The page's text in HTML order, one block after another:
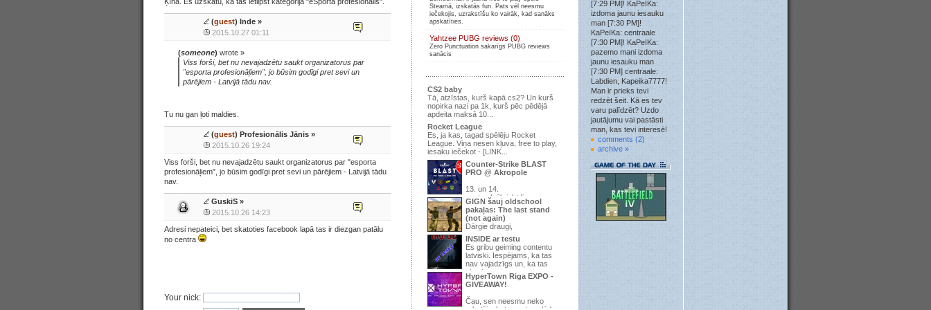
(guest) Inde »
2015.10.27 01:11
(someone) wrote »
Viss forši, bet nu nevajadzētu saukt organizatorus par
"esporta profesionāļiem", jo būsim godīgi pret sevi un
pārējiem - Latvijā tādu nav.
Tu nu gan ļoti maldies.
(guest) Profesionālis Jānis »
2015.10.26 19:24
Viss forši, bet nu nevajadzētu saukt organizatorus par "esporta
profesionāļiem", jo būsim godīgi pret sevi un pārējiem - Latvijā tādu
nav.
GuskiS »
2015.10.26 14:23
Adresi nepateici, bet skatoties facebook lapā tas ir diezgan patālu
no centra
Your nick:
Wick3D »
tf2.kso.lv:27015
23. May
tf2.kso.lv:27015
23. May
Wick3D
Nākat spēlēt uz šo KSO PUB serveri tf2.kso.lv:27015
12. May
ok
10. May
struncis »
jau jau labu uztaisa, tad spēlē, šobrīd 9/24 un pirmā
diena
04. May
struncis »
1.6
04. May
.qoodbeep. »
strunci tas css vai 1.6?
struncis »
Ja gribar kādu zm+war3ftx 31lvl uzspēlēt, pievienojās
195.3.145.67:27015 , pēc šiem gadiem izdomāju
serveri uztaisīt atkal
04. May
attachment »
jauns forums
tikai kāda jēga
01. May
Trakaisspoks
Jup
struncis »
Vajag topiku uzraut par vakara šaušanu pubā.
.qoodbeep. »
Vispar doma kadam raut sho speli? Neesu speljis jau
kad vis sheit vienaa mirklii izmira.
.qoodbeep. »
Steamā, izskatās fun. Pats vēl neesmu
iečekojis, uzrakstīšu ko vairāk, kad sanāks
apskatīties.
Yahtzee PUBG reviews (0)
Zero Punctuation sakarīgs PUBG reviews
sanācis
CS2 baby
Tā, atzīstas, kurš kapā cs2? Un kurš
nopirka nazi pa 1k, kurš pēc pēdējā
apdeita maksā 10...
Rocket League
Es, ja kas, tagad spēlēju Rocket
League. Viņa nesen kļuva, free to play,
iesaku iečekot - [LINK...
Counter-Strike BLAST
PRO @ Akropole
13. un 14.
septembrī(piektdiena un
sestdiena), t/c “Akropole” Apollo Kino -
pirmo ...
GIGN šauj oldschool
pakaļas: The last stand
(not again)
Dārgie draugi,
Ir pienācis laiks parādīt, ka pēdējā
reize, kurā mēs domājam, ...
INSIDE ar testu
Es gribu geiming contentu
latviski. Iespējams, ka tas
nav vajadzīgs un, ka tas
viss ir s...
HyperTown Riga EXPO -
GIVEAWAY!
Čau, sen neesmu neko
[7:29 PM]! KaPeIKa:
izdoma jaunu iesauku
man [7:30 PM]!
KaPeIKa: centraale
[7:30 PM]! KaPeIKa:
pazemo mani izdoma
jaunu iesauku man
[7:30 PM] centraale:
Labdien, Kapeika7777!
Man ir prieks tevi
redzēt šeit. Kā es tev
varu palīdzēt? Uzdo
jautājumu vai pastāsti
man, kas tevi interesē!
comments (2)
archive »